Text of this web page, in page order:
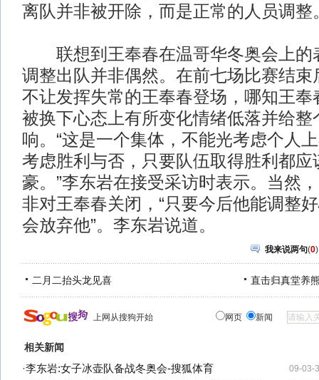
离队并非被开除，而是正常的人员调整
联想到王奉春在温哥华冬奥会上的
调整出队并非偶然。在前七场比赛结束
不让发挥失常的王奉春登场，哪知王奉
被换下心态上有所变化情绪低落并给整
响。“这是一个集体，不能光考虑个人
考虑胜利与否，只要队伍取得胜利都应
豪。”李东岩在接受采访时表示。当然
非对王奉春关闭，“只要今后他能调整
会放弃他”。李东岩说道。
我来说两句(0)
二月二抬头龙见喜 直击归真堂养
上网从搜狗开始 网页 新闻
相关新闻
09-03-
·李东岩:女子冰壶队备战冬奥会-搜狐体育